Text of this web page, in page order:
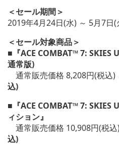
＜セール期間＞
2019年4月24日(水) ～ 5月7日(
＜セール対象商品＞
■『ACE COMBAT™ 7: SKIES
通常版)
通常販売価格 8,208円(税込)
込)
■『ACE COMBAT™ 7: SKIES
ィション』
通常販売価格 10,908円(税
込)